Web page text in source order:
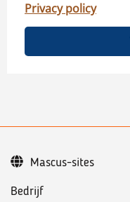
Privacy policy
Bedrijf
Mascus-sites